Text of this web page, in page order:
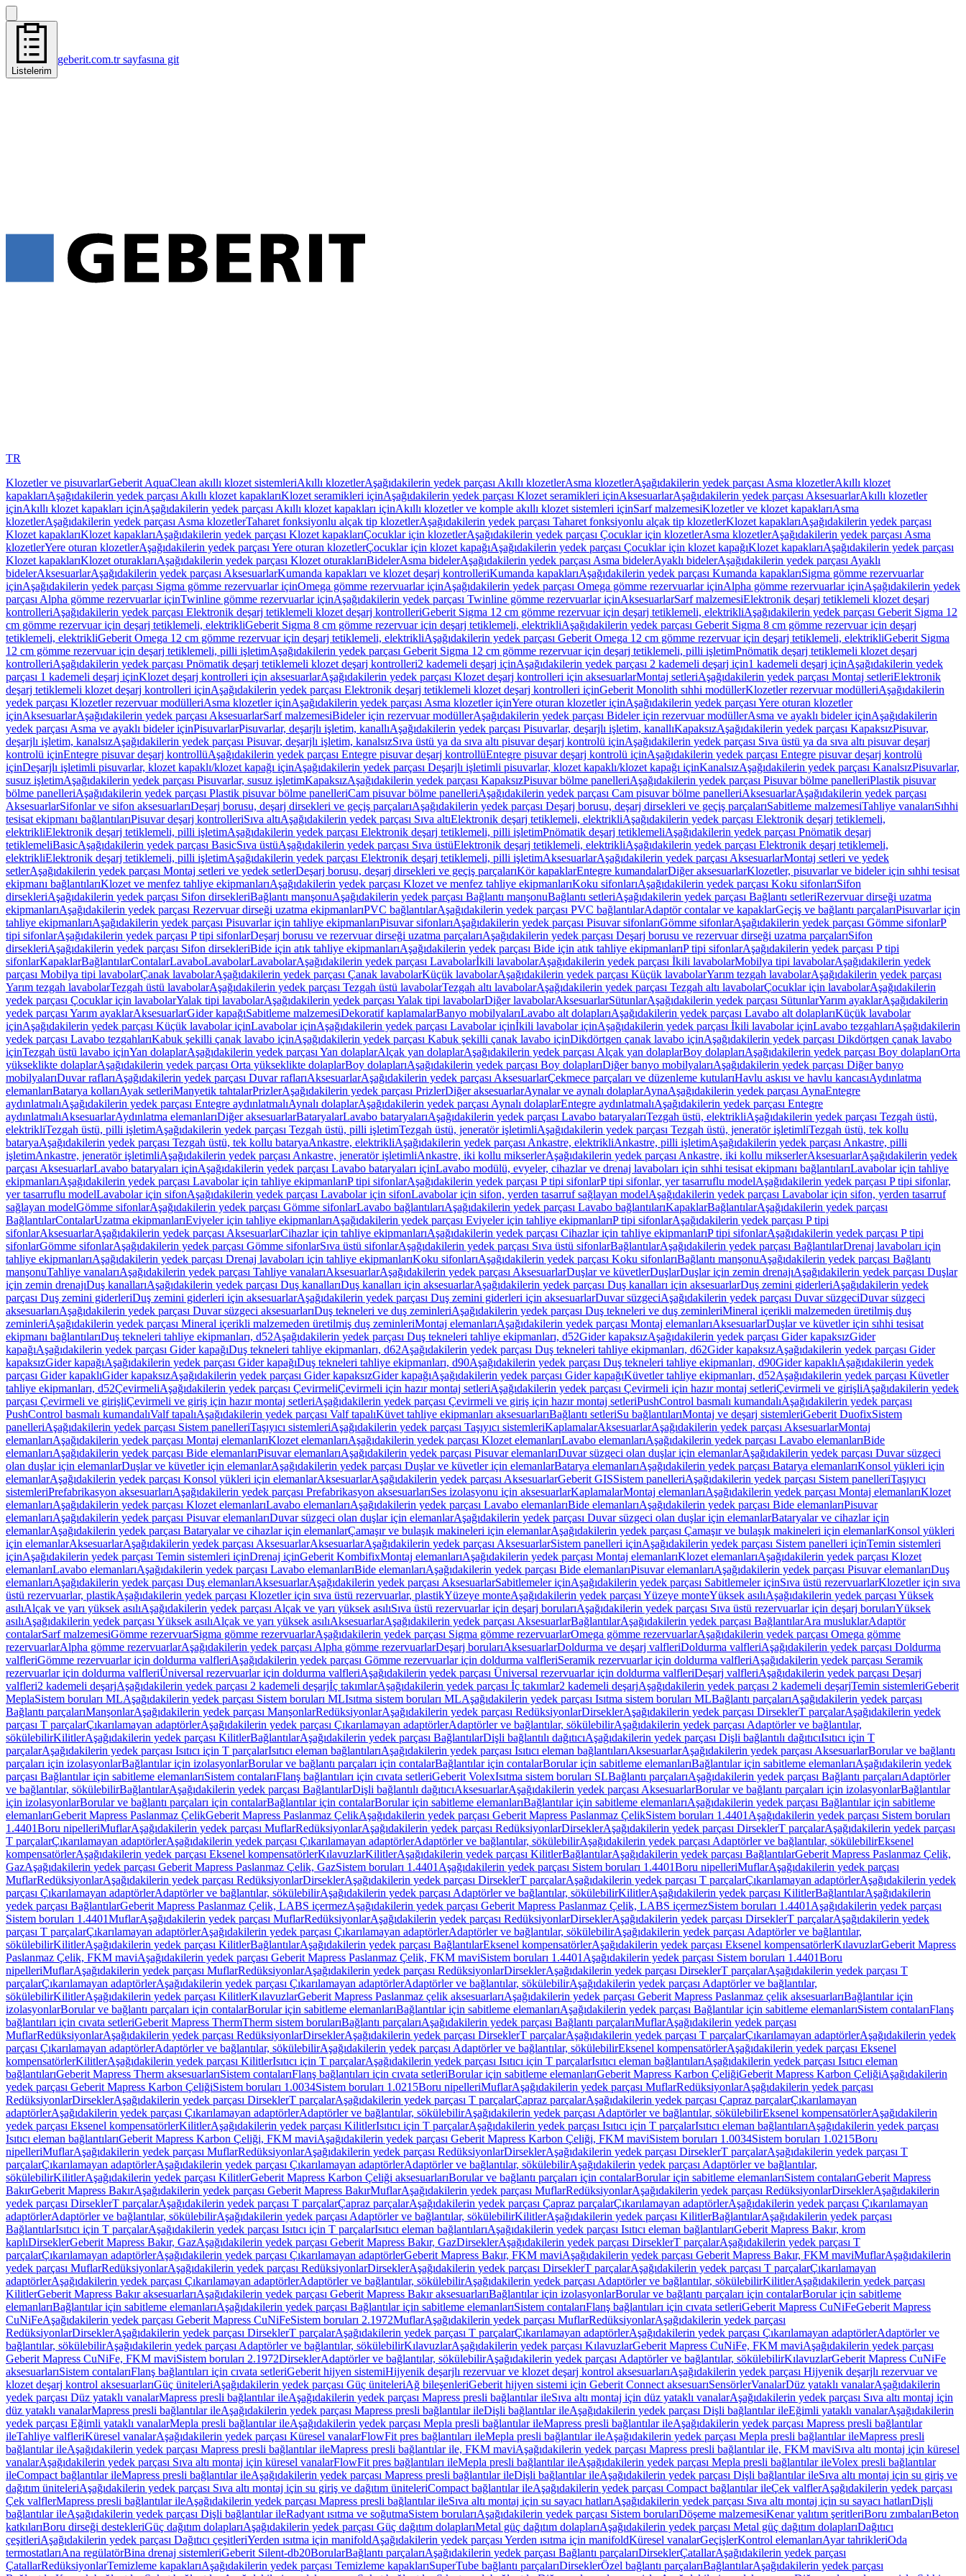
Listelerim
geberit.com.tr sayfasına git
TR
Klozetler ve pisuvarlarGeberit AquaClean akıllı klozet sistemleriAkıllı klozetlerAşağıdakilerin yedek parçası Akıllı klozetlerAsma klozetlerAşağıdakilerin yedek parçası Asma klozetlerAkıllı klozet
kapaklarıAşağıdakilerin yedek parçası Akıllı klozet kapaklarıKlozet seramikleri içinAşağıdakilerin yedek parçası Klozet seramikleri içinAksesuarlarAşağıdakilerin yedek parçası AksesuarlarAkıllı klozetler
içinAkıllı klozet kapakları içinAşağıdakilerin yedek parçası Akıllı klozet kapakları içinAkıllı klozetler ve komple akıllı klozet sistemleri içinSarf malzemesiKlozetler ve klozet kapaklarıAsma
klozetlerAşağıdakilerin yedek parçası Asma klozetlerTaharet fonksiyonlu alçak tip klozetlerAşağıdakilerin yedek parçası Taharet fonksiyonlu alçak tip klozetlerKlozet kapaklarıAşağıdakilerin yedek parçası
Klozet kapaklarıKlozet kapaklarıAşağıdakilerin yedek parçası Klozet kapaklarıÇocuklar için klozetlerAşağıdakilerin yedek parçası Çocuklar için klozetlerAsma klozetlerAşağıdakilerin yedek parçası Asma
klozetlerYere oturan klozetlerAşağıdakilerin yedek parçası Yere oturan klozetlerÇocuklar için klozet kapağıAşağıdakilerin yedek parçası Çocuklar için klozet kapağıKlozet kapaklarıAşağıdakilerin yedek parçası
Klozet kapaklarıKlozet oturaklarıAşağıdakilerin yedek parçası Klozet oturaklarıBidelerAsma bidelerAşağıdakilerin yedek parçası Asma bidelerAyaklı bidelerAşağıdakilerin yedek parçası Ayaklı
bidelerAksesuarlarAşağıdakilerin yedek parçası AksesuarlarKumanda kapakları ve klozet deşarj kontrolleriKumanda kapaklarıAşağıdakilerin yedek parçası Kumanda kapaklarıSigma gömme rezervuarlar
içinAşağıdakilerin yedek parçası Sigma gömme rezervuarlar içinOmega gömme rezervuarlar içinAşağıdakilerin yedek parçası Omega gömme rezervuarlar içinAlpha gömme rezervuarlar içinAşağıdakilerin yedek
parçası Alpha gömme rezervuarlar içinTwinline gömme rezervuarlar içinAşağıdakilerin yedek parçası Twinline gömme rezervuarlar içinAksesuarlarSarf malzemesiElektronik deşarj tetiklemeli klozet deşarj
kontrolleriAşağıdakilerin yedek parçası Elektronik deşarj tetiklemeli klozet deşarj kontrolleriGeberit Sigma 12 cm gömme rezervuar için deşarj tetiklemeli, elektrikliAşağıdakilerin yedek parçası Geberit Sigma 12
cm gömme rezervuar için deşarj tetiklemeli, elektrikliGeberit Sigma 8 cm gömme rezervuar için deşarj tetiklemeli, elektrikliAşağıdakilerin yedek parçası Geberit Sigma 8 cm gömme rezervuar için deşarj
tetiklemeli, elektrikliGeberit Omega 12 cm gömme rezervuar için deşarj tetiklemeli, elektrikliAşağıdakilerin yedek parçası Geberit Omega 12 cm gömme rezervuar için deşarj tetiklemeli, elektrikliGeberit Sigma
12 cm gömme rezervuar için deşarj tetiklemeli, pilli işletimAşağıdakilerin yedek parçası Geberit Sigma 12 cm gömme rezervuar için deşarj tetiklemeli, pilli işletimPnömatik deşarj tetiklemeli klozet deşarj
kontrolleriAşağıdakilerin yedek parçası Pnömatik deşarj tetiklemeli klozet deşarj kontrolleri2 kademeli deşarj içinAşağıdakilerin yedek parçası 2 kademeli deşarj için1 kademeli deşarj içinAşağıdakilerin yedek
parçası 1 kademeli deşarj içinKlozet deşarj kontrolleri için aksesuarlarAşağıdakilerin yedek parçası Klozet deşarj kontrolleri için aksesuarlarMontaj setleriAşağıdakilerin yedek parçası Montaj setleriElektronik
deşarj tetiklemeli klozet deşarj kontrolleri içinAşağıdakilerin yedek parçası Elektronik deşarj tetiklemeli klozet deşarj kontrolleri içinGeberit Monolith sıhhi modüllerKlozetler rezervuar modülleriAşağıdakilerin
yedek parçası Klozetler rezervuar modülleriAsma klozetler içinAşağıdakilerin yedek parçası Asma klozetler içinYere oturan klozetler içinAşağıdakilerin yedek parçası Yere oturan klozetler
içinAksesuarlarAşağıdakilerin yedek parçası AksesuarlarSarf malzemesiBideler için rezervuar modüllerAşağıdakilerin yedek parçası Bideler için rezervuar modüllerAsma ve ayaklı bideler içinAşağıdakilerin
yedek parçası Asma ve ayaklı bideler içinPisuvarlarPisuvarlar, deşarjlı işletim, kanallıAşağıdakilerin yedek parçası Pisuvarlar, deşarjlı işletim, kanallıKapaksızAşağıdakilerin yedek parçası KapaksızPisuvar,
deşarjlı işletim, kanalsızAşağıdakilerin yedek parçası Pisuvar, deşarjlı işletim, kanalsızSıva üstü ya da sıva altı pisuvar deşarj kontrolü içinAşağıdakilerin yedek parçası Sıva üstü ya da sıva altı pisuvar deşarj
kontrolü içinEntegre pisuvar deşarj kontrollüAşağıdakilerin yedek parçası Entegre pisuvar deşarj kontrollüEntegre pisuvar deşarj kontrolü içinAşağıdakilerin yedek parçası Entegre pisuvar deşarj kontrolü
içinDeşarjlı işletimli pisuvarlar, klozet kapaklı/klozet kapağı içinAşağıdakilerin yedek parçası Deşarjlı işletimli pisuvarlar, klozet kapaklı/klozet kapağı içinKanalsızAşağıdakilerin yedek parçası KanalsızPisuvarlar,
susuz işletimAşağıdakilerin yedek parçası Pisuvarlar, susuz işletimKapaksızAşağıdakilerin yedek parçası KapaksızPisuvar bölme panelleriAşağıdakilerin yedek parçası Pisuvar bölme panelleriPlastik pisuvar
bölme panelleriAşağıdakilerin yedek parçası Plastik pisuvar bölme panelleriCam pisuvar bölme panelleriAşağıdakilerin yedek parçası Cam pisuvar bölme panelleriAksesuarlarAşağıdakilerin yedek parçası
AksesuarlarSifonlar ve sifon aksesuarlarıDeşarj borusu, deşarj dirsekleri ve geçiş parçalarıAşağıdakilerin yedek parçası Deşarj borusu, deşarj dirsekleri ve geçiş parçalarıSabitleme malzemesiTahliye vanalarıSıhhi
tesisat ekipmanı bağlantılarıPisuvar deşarj kontrolleriSıva altıAşağıdakilerin yedek parçası Sıva altıElektronik deşarj tetiklemeli, elektrikliAşağıdakilerin yedek parçası Elektronik deşarj tetiklemeli,
elektrikliElektronik deşarj tetiklemeli, pilli işletimAşağıdakilerin yedek parçası Elektronik deşarj tetiklemeli, pilli işletimPnömatik deşarj tetiklemeliAşağıdakilerin yedek parçası Pnömatik deşarj
tetiklemeliBasicAşağıdakilerin yedek parçası BasicSıva üstüAşağıdakilerin yedek parçası Sıva üstüElektronik deşarj tetiklemeli, elektrikliAşağıdakilerin yedek parçası Elektronik deşarj tetiklemeli,
elektrikliElektronik deşarj tetiklemeli, pilli işletimAşağıdakilerin yedek parçası Elektronik deşarj tetiklemeli, pilli işletimAksesuarlarAşağıdakilerin yedek parçası AksesuarlarMontaj setleri ve yedek
setlerAşağıdakilerin yedek parçası Montaj setleri ve yedek setlerDeşarj borusu, deşarj dirsekleri ve geçiş parçalarıKör kapaklarEntegre kumandalarDiğer aksesuarlarKlozetler, pisuvarlar ve bideler için sıhhi tesisat
ekipmanı bağlantılarıKlozet ve menfez tahliye ekipmanlarıAşağıdakilerin yedek parçası Klozet ve menfez tahliye ekipmanlarıKoku sifonlarıAşağıdakilerin yedek parçası Koku sifonlarıSifon
dirsekleriAşağıdakilerin yedek parçası Sifon dirsekleriBağlantı manşonuAşağıdakilerin yedek parçası Bağlantı manşonuBağlantı setleriAşağıdakilerin yedek parçası Bağlantı setleriRezervuar dirseği uzatma
ekipmanlarıAşağıdakilerin yedek parçası Rezervuar dirseği uzatma ekipmanlarıPVC bağlantılarAşağıdakilerin yedek parçası PVC bağlantılarAdaptör contalar ve kapaklarGeçiş ve bağlantı parçalarıPisuvarlar için
tahliye ekipmanlarıAşağıdakilerin yedek parçası Pisuvarlar için tahliye ekipmanlarıPisuvar sifonlarıAşağıdakilerin yedek parçası Pisuvar sifonlarıGömme sifonlarAşağıdakilerin yedek parçası Gömme sifonlarP
tipi sifonlarAşağıdakilerin yedek parçası P tipi sifonlarDeşarj borusu ve rezervuar dirseği uzatma parçalarıAşağıdakilerin yedek parçası Deşarj borusu ve rezervuar dirseği uzatma parçalarıSifon
dirsekleriAşağıdakilerin yedek parçası Sifon dirsekleriBide için atık tahliye ekipmanlarıAşağıdakilerin yedek parçası Bide için atık tahliye ekipmanlarıP tipi sifonlarAşağıdakilerin yedek parçası P tipi
sifonlarKapaklarBağlantılarContalarLavaboLavabolarLavabolarAşağıdakilerin yedek parçası Lavabolarİkili lavabolarAşağıdakilerin yedek parçası İkili lavabolarMobilya tipi lavabolarAşağıdakilerin yedek
parçası Mobilya tipi lavabolarÇanak lavabolarAşağıdakilerin yedek parçası Çanak lavabolarKüçük lavabolarAşağıdakilerin yedek parçası Küçük lavabolarYarım tezgah lavabolarAşağıdakilerin yedek parçası
Yarım tezgah lavabolarTezgah üstü lavabolarAşağıdakilerin yedek parçası Tezgah üstü lavabolarTezgah altı lavabolarAşağıdakilerin yedek parçası Tezgah altı lavabolarÇocuklar için lavabolarAşağıdakilerin
yedek parçası Çocuklar için lavabolarYalak tipi lavabolarAşağıdakilerin yedek parçası Yalak tipi lavabolarDiğer lavabolarAksesuarlarSütunlarAşağıdakilerin yedek parçası SütunlarYarım ayaklarAşağıdakilerin
yedek parçası Yarım ayaklarAksesuarlarGider kapağıSabitleme malzemesiDekoratif kaplamalarBanyo mobilyalarıLavabo alt dolaplarıAşağıdakilerin yedek parçası Lavabo alt dolaplarıKüçük lavabolar
içinAşağıdakilerin yedek parçası Küçük lavabolar içinLavabolar içinAşağıdakilerin yedek parçası Lavabolar içinİkili lavabolar içinAşağıdakilerin yedek parçası İkili lavabolar içinLavabo tezgahlarıAşağıdakilerin
yedek parçası Lavabo tezgahlarıKabuk şekilli çanak lavabo içinAşağıdakilerin yedek parçası Kabuk şekilli çanak lavabo içinDikdörtgen çanak lavabo içinAşağıdakilerin yedek parçası Dikdörtgen çanak lavabo
içinTezgah üstü lavabo içinYan dolaplarAşağıdakilerin yedek parçası Yan dolaplarAlçak yan dolaplarAşağıdakilerin yedek parçası Alçak yan dolaplarBoy dolaplarıAşağıdakilerin yedek parçası Boy dolaplarıOrta
yükseklikte dolaplarAşağıdakilerin yedek parçası Orta yükseklikte dolaplarBoy dolaplarıAşağıdakilerin yedek parçası Boy dolaplarıDiğer banyo mobilyalarıAşağıdakilerin yedek parçası Diğer banyo
mobilyalarıDuvar raflarıAşağıdakilerin yedek parçası Duvar raflarıAksesuarlarAşağıdakilerin yedek parçası AksesuarlarÇekmece parçaları ve düzenleme kutularıHavlu askısı ve havlu kancasıAydınlatma
elemanlarıBatarya kollarıAyak setleriManyetik tahtalarPrizlerAşağıdakilerin yedek parçası PrizlerDiğer aksesuarlarAynalar ve aynalı dolaplarAynaAşağıdakilerin yedek parçası AynaEntegre
aydınlatmalıAşağıdakilerin yedek parçası Entegre aydınlatmalıAynalı dolaplarAşağıdakilerin yedek parçası Aynalı dolaplarEntegre aydınlatmalıAşağıdakilerin yedek parçası Entegre
aydınlatmalıAksesuarlarAydınlatma elemanlarıDiğer aksesuarlarBataryalarLavabo bataryalarıAşağıdakilerin yedek parçası Lavabo bataryalarıTezgah üstü, elektrikliAşağıdakilerin yedek parçası Tezgah üstü,
elektrikliTezgah üstü, pilli işletimAşağıdakilerin yedek parçası Tezgah üstü, pilli işletimTezgah üstü, jeneratör işletimliAşağıdakilerin yedek parçası Tezgah üstü, jeneratör işletimliTezgah üstü, tek kollu
bataryaAşağıdakilerin yedek parçası Tezgah üstü, tek kollu bataryaAnkastre, elektrikliAşağıdakilerin yedek parçası Ankastre, elektrikliAnkastre, pilli işletimAşağıdakilerin yedek parçası Ankastre, pilli
işletimAnkastre, jeneratör işletimliAşağıdakilerin yedek parçası Ankastre, jeneratör işletimliAnkastre, iki kollu mikserlerAşağıdakilerin yedek parçası Ankastre, iki kollu mikserlerAksesuarlarAşağıdakilerin yedek
parçası AksesuarlarLavabo bataryaları içinAşağıdakilerin yedek parçası Lavabo bataryaları içinLavabo modülü, evyeler, cihazlar ve drenaj lavaboları için sıhhi tesisat ekipmanı bağlantılarıLavabolar için tahliye
ekipmanlarıAşağıdakilerin yedek parçası Lavabolar için tahliye ekipmanlarıP tipi sifonlarAşağıdakilerin yedek parçası P tipi sifonlarP tipi sifonlar, yer tasarruflu modelAşağıdakilerin yedek parçası P tipi sifonlar,
yer tasarruflu modelLavabolar için sifonAşağıdakilerin yedek parçası Lavabolar için sifonLavabolar için sifon, yerden tasarruf sağlayan modelAşağıdakilerin yedek parçası Lavabolar için sifon, yerden tasarruf
sağlayan modelGömme sifonlarAşağıdakilerin yedek parçası Gömme sifonlarLavabo bağlantılarıAşağıdakilerin yedek parçası Lavabo bağlantılarıKapaklarBağlantılarAşağıdakilerin yedek parçası
BağlantılarContalarUzatma ekipmanlarıEviyeler için tahliye ekipmanlarıAşağıdakilerin yedek parçası Eviyeler için tahliye ekipmanlarıP tipi sifonlarAşağıdakilerin yedek parçası P tipi
sifonlarAksesuarlarAşağıdakilerin yedek parçası AksesuarlarCihazlar için tahliye ekipmanlarıAşağıdakilerin yedek parçası Cihazlar için tahliye ekipmanlarıP tipi sifonlarAşağıdakilerin yedek parçası P tipi
sifonlarGömme sifonlarAşağıdakilerin yedek parçası Gömme sifonlarSıva üstü sifonlarAşağıdakilerin yedek parçası Sıva üstü sifonlarBağlantılarAşağıdakilerin yedek parçası BağlantılarDrenaj lavaboları için
tahliye ekipmanlarıAşağıdakilerin yedek parçası Drenaj lavaboları için tahliye ekipmanlarıKoku sifonlarıAşağıdakilerin yedek parçası Koku sifonlarıBağlantı manşonuAşağıdakilerin yedek parçası Bağlantı
manşonuTahliye vanalarıAşağıdakilerin yedek parçası Tahliye vanalarıAksesuarlarAşağıdakilerin yedek parçası AksesuarlarDuşlar ve küvetlerDuşlarDuşlar için zemin drenajıAşağıdakilerin yedek parçası Duşlar
için zemin drenajıDuş kanallarıAşağıdakilerin yedek parçası Duş kanallarıDuş kanalları için aksesuarlarAşağıdakilerin yedek parçası Duş kanalları için aksesuarlarDuş zemini giderleriAşağıdakilerin yedek
parçası Duş zemini giderleriDuş zemini giderleri için aksesuarlarAşağıdakilerin yedek parçası Duş zemini giderleri için aksesuarlarDuvar süzgeciAşağıdakilerin yedek parçası Duvar süzgeciDuvar süzgeci
aksesuarlarıAşağıdakilerin yedek parçası Duvar süzgeci aksesuarlarıDuş tekneleri ve duş zeminleriAşağıdakilerin yedek parçası Duş tekneleri ve duş zeminleriMineral içerikli malzemeden üretilmiş duş
zeminleriAşağıdakilerin yedek parçası Mineral içerikli malzemeden üretilmiş duş zeminleriMontaj elemanlarıAşağıdakilerin yedek parçası Montaj elemanlarıAksesuarlarDuşlar ve küvetler için sıhhi tesisat
ekipmanı bağlantılarıDuş tekneleri tahliye ekipmanları, d52Aşağıdakilerin yedek parçası Duş tekneleri tahliye ekipmanları, d52Gider kapaksızAşağıdakilerin yedek parçası Gider kapaksızGider
kapağıAşağıdakilerin yedek parçası Gider kapağıDuş tekneleri tahliye ekipmanları, d62Aşağıdakilerin yedek parçası Duş tekneleri tahliye ekipmanları, d62Gider kapaksızAşağıdakilerin yedek parçası Gider
kapaksızGider kapağıAşağıdakilerin yedek parçası Gider kapağıDuş tekneleri tahliye ekipmanları, d90Aşağıdakilerin yedek parçası Duş tekneleri tahliye ekipmanları, d90Gider kapaklıAşağıdakilerin yedek
parçası Gider kapaklıGider kapaksızAşağıdakilerin yedek parçası Gider kapaksızGider kapağıAşağıdakilerin yedek parçası Gider kapağıKüvetler tahliye ekipmanları, d52Aşağıdakilerin yedek parçası Küvetler
tahliye ekipmanları, d52ÇevirmeliAşağıdakilerin yedek parçası ÇevirmeliÇevirmeli için hazır montaj setleriAşağıdakilerin yedek parçası Çevirmeli için hazır montaj setleriÇevirmeli ve girişliAşağıdakilerin yedek
parçası Çevirmeli ve girişliÇevirmeli ve giriş için hazır montaj setleriAşağıdakilerin yedek parçası Çevirmeli ve giriş için hazır montaj setleriPushControl basmalı kumandalıAşağıdakilerin yedek parçası
PushControl basmalı kumandalıValf tapalıAşağıdakilerin yedek parçası Valf tapalıKüvet tahliye ekipmanları aksesuarlarıBağlantı setleriSu bağlantılarıMontaj ve deşarj sistemleriGeberit DuofixSistem
panelleriAşağıdakilerin yedek parçası Sistem panelleriTaşıyıcı sistemleriAşağıdakilerin yedek parçası Taşıyıcı sistemleriKaplamalarAksesuarlarAşağıdakilerin yedek parçası AksesuarlarMontaj
elemanlarıAşağıdakilerin yedek parçası Montaj elemanlarıKlozet elemanlarıAşağıdakilerin yedek parçası Klozet elemanlarıLavabo elemanlarıAşağıdakilerin yedek parçası Lavabo elemanlarıBide
elemanlarıAşağıdakilerin yedek parçası Bide elemanlarıPisuvar elemanlarıAşağıdakilerin yedek parçası Pisuvar elemanlarıDuvar süzgeci olan duşlar için elemanlarAşağıdakilerin yedek parçası Duvar süzgeci
olan duşlar için elemanlarDuşlar ve küvetler için elemanlarAşağıdakilerin yedek parçası Duşlar ve küvetler için elemanlarBatarya elemanlarıAşağıdakilerin yedek parçası Batarya elemanlarıKonsol yükleri için
elemanlarAşağıdakilerin yedek parçası Konsol yükleri için elemanlarAksesuarlarAşağıdakilerin yedek parçası AksesuarlarGeberit GISSistem panelleriAşağıdakilerin yedek parçası Sistem panelleriTaşıyıcı
sistemleriPrefabrikasyon aksesuarlarıAşağıdakilerin yedek parçası Prefabrikasyon aksesuarlarıSes izolasyonu için aksesuarlarKaplamalarMontaj elemanlarıAşağıdakilerin yedek parçası Montaj elemanlarıKlozet
elemanlarıAşağıdakilerin yedek parçası Klozet elemanlarıLavabo elemanlarıAşağıdakilerin yedek parçası Lavabo elemanlarıBide elemanlarıAşağıdakilerin yedek parçası Bide elemanlarıPisuvar
elemanlarıAşağıdakilerin yedek parçası Pisuvar elemanlarıDuvar süzgeci olan duşlar için elemanlarAşağıdakilerin yedek parçası Duvar süzgeci olan duşlar için elemanlarBataryalar ve cihazlar için
elemanlarAşağıdakilerin yedek parçası Bataryalar ve cihazlar için elemanlarÇamaşır ve bulaşık makineleri için elemanlarAşağıdakilerin yedek parçası Çamaşır ve bulaşık makineleri için elemanlarKonsol yükleri
için elemanlarAksesuarlarAşağıdakilerin yedek parçası AksesuarlarAksesuarlarAşağıdakilerin yedek parçası AksesuarlarSistem panelleri içinAşağıdakilerin yedek parçası Sistem panelleri içinTemin sistemleri
içinAşağıdakilerin yedek parçası Temin sistemleri içinDrenaj içinGeberit KombifixMontaj elemanlarıAşağıdakilerin yedek parçası Montaj elemanlarıKlozet elemanlarıAşağıdakilerin yedek parçası Klozet
elemanlarıLavabo elemanlarıAşağıdakilerin yedek parçası Lavabo elemanlarıBide elemanlarıAşağıdakilerin yedek parçası Bide elemanlarıPisuvar elemanlarıAşağıdakilerin yedek parçası Pisuvar elemanlarıDuş
elemanlarıAşağıdakilerin yedek parçası Duş elemanlarıAksesuarlarAşağıdakilerin yedek parçası AksesuarlarSabitlemeler içinAşağıdakilerin yedek parçası Sabitlemeler içinSıva üstü rezervuarlarKlozetler için sıva
üstü rezervuarlar, plastikAşağıdakilerin yedek parçası Klozetler için sıva üstü rezervuarlar, plastikYüzeye monteAşağıdakilerin yedek parçası Yüzeye monteYüksek asılıAşağıdakilerin yedek parçası Yüksek
asılıAlçak ve yarı yüksek asılıAşağıdakilerin yedek parçası Alçak ve yarı yüksek asılıSıva üstü rezervuarlar için deşarj borularıAşağıdakilerin yedek parçası Sıva üstü rezervuarlar için deşarj borularıYüksek
asılıAşağıdakilerin yedek parçası Yüksek asılıAlçak ve yarı yüksek asılıAksesuarlarAşağıdakilerin yedek parçası AksesuarlarBağlantılarAşağıdakilerin yedek parçası BağlantılarAra musluklarAdaptör
contalarSarf malzemesiGömme rezervuarSigma gömme rezervuarlarAşağıdakilerin yedek parçası Sigma gömme rezervuarlarOmega gömme rezervuarlarAşağıdakilerin yedek parçası Omega gömme
rezervuarlarAlpha gömme rezervuarlarAşağıdakilerin yedek parçası Alpha gömme rezervuarlarDeşarj borularıAksesuarlarDoldurma ve deşarj valfleriDoldurma valfleriAşağıdakilerin yedek parçası Doldurma
valfleriGömme rezervuarlar için doldurma valfleriAşağıdakilerin yedek parçası Gömme rezervuarlar için doldurma valfleriSeramik rezervuarlar için doldurma valfleriAşağıdakilerin yedek parçası Seramik
rezervuarlar için doldurma valfleriÜniversal rezervuarlar için doldurma valfleriAşağıdakilerin yedek parçası Üniversal rezervuarlar için doldurma valfleriDeşarj valfleriAşağıdakilerin yedek parçası Deşarj
valfleri2 kademeli deşarjAşağıdakilerin yedek parçası 2 kademeli deşarjİç takımlarAşağıdakilerin yedek parçası İç takımlar2 kademeli deşarjAşağıdakilerin yedek parçası 2 kademeli deşarjTemin sistemleriGeberit
MeplaSistem boruları MLAşağıdakilerin yedek parçası Sistem boruları MLIsıtma sistem boruları MLAşağıdakilerin yedek parçası Isıtma sistem boruları MLBağlantı parçalarıAşağıdakilerin yedek parçası
Bağlantı parçalarıManşonlarAşağıdakilerin yedek parçası ManşonlarRedüksiyonlarAşağıdakilerin yedek parçası RedüksiyonlarDirseklerAşağıdakilerin yedek parçası DirseklerT parçalarAşağıdakilerin yedek
parçası T parçalarÇıkarılamayan adaptörlerAşağıdakilerin yedek parçası Çıkarılamayan adaptörlerAdaptörler ve bağlantılar, sökülebilirAşağıdakilerin yedek parçası Adaptörler ve bağlantılar,
sökülebilirKilitlerAşağıdakilerin yedek parçası KilitlerBağlantılarAşağıdakilerin yedek parçası BağlantılarDişli bağlantılı dağıtıcıAşağıdakilerin yedek parçası Dişli bağlantılı dağıtıcıIsıtıcı için T
parçalarAşağıdakilerin yedek parçası Isıtıcı için T parçalarIsıtıcı eleman bağlantılarıAşağıdakilerin yedek parçası Isıtıcı eleman bağlantılarıAksesuarlarAşağıdakilerin yedek parçası AksesuarlarBorular ve bağlantı
parçaları için izolasyonlarBağlantılar için izolasyonlarBorular ve bağlantı parçaları için contalarBağlantılar için contalarBorular için sabitleme elemanlarıBağlantılar için sabitleme elemanlarıAşağıdakilerin yedek
parçası Bağlantılar için sabitleme elemanlarıSistem contalarıFlanş bağlantıları için cıvata setleriGeberit VolexIsıtma sistem boruları SLBağlantı parçalarıAşağıdakilerin yedek parçası Bağlantı parçalarıAdaptörler
ve bağlantılar, sökülebilirBağlantılarAşağıdakilerin yedek parçası BağlantılarDişli bağlantılı dağıtıcıAksesuarlarAşağıdakilerin yedek parçası AksesuarlarBorular ve bağlantı parçaları için izolasyonlarBağlantılar
için izolasyonlarBorular ve bağlantı parçaları için contalarBağlantılar için contalarBorular için sabitleme elemanlarıBağlantılar için sabitleme elemanlarıAşağıdakilerin yedek parçası Bağlantılar için sabitleme
elemanlarıGeberit Mapress Paslanmaz ÇelikGeberit Mapress Paslanmaz ÇelikAşağıdakilerin yedek parçası Geberit Mapress Paslanmaz ÇelikSistem boruları 1.4401 Aşağıdakilerin yedek parçası Sistem boruları
1.4401Boru nipelleriMuflarAşağıdakilerin yedek parçası MuflarRedüksiyonlarAşağıdakilerin yedek parçası RedüksiyonlarDirseklerAşağıdakilerin yedek parçası DirseklerT parçalarAşağıdakilerin yedek parçası
T parçalarÇıkarılamayan adaptörlerAşağıdakilerin yedek parçası Çıkarılamayan adaptörlerAdaptörler ve bağlantılar, sökülebilirAşağıdakilerin yedek parçası Adaptörler ve bağlantılar, sökülebilirEksenel
kompensatörlerAşağıdakilerin yedek parçası Eksenel kompensatörlerKılavuzlarKilitlerAşağıdakilerin yedek parçası KilitlerBağlantılarAşağıdakilerin yedek parçası BağlantılarGeberit Mapress Paslanmaz Çelik,
GazAşağıdakilerin yedek parçası Geberit Mapress Paslanmaz Çelik, GazSistem boruları 1.4401 Aşağıdakilerin yedek parçası Sistem boruları 1.4401Boru nipelleriMuflarAşağıdakilerin yedek parçası
MuflarRedüksiyonlarAşağıdakilerin yedek parçası RedüksiyonlarDirseklerAşağıdakilerin yedek parçası DirseklerT parçalarAşağıdakilerin yedek parçası T parçalarÇıkarılamayan adaptörlerAşağıdakilerin yedek
parçası Çıkarılamayan adaptörlerAdaptörler ve bağlantılar, sökülebilirAşağıdakilerin yedek parçası Adaptörler ve bağlantılar, sökülebilirKilitlerAşağıdakilerin yedek parçası KilitlerBağlantılarAşağıdakilerin
yedek parçası BağlantılarGeberit Mapress Paslanmaz Çelik, LABS içermezAşağıdakilerin yedek parçası Geberit Mapress Paslanmaz Çelik, LABS içermezSistem boruları 1.4401 Aşağıdakilerin yedek parçası
Sistem boruları 1.4401MuflarAşağıdakilerin yedek parçası MuflarRedüksiyonlarAşağıdakilerin yedek parçası RedüksiyonlarDirseklerAşağıdakilerin yedek parçası DirseklerT parçalarAşağıdakilerin yedek
parçası T parçalarÇıkarılamayan adaptörlerAşağıdakilerin yedek parçası Çıkarılamayan adaptörlerAdaptörler ve bağlantılar, sökülebilirAşağıdakilerin yedek parçası Adaptörler ve bağlantılar,
sökülebilirKilitlerAşağıdakilerin yedek parçası KilitlerBağlantılarAşağıdakilerin yedek parçası BağlantılarEksenel kompensatörlerAşağıdakilerin yedek parçası Eksenel kompensatörlerKılavuzlarGeberit Mapress
Paslanmaz Çelik, FKM maviAşağıdakilerin yedek parçası Geberit Mapress Paslanmaz Çelik, FKM maviSistem boruları 1.4401 Aşağıdakilerin yedek parçası Sistem boruları 1.4401Boru
nipelleriMuflarAşağıdakilerin yedek parçası MuflarRedüksiyonlarAşağıdakilerin yedek parçası RedüksiyonlarDirseklerAşağıdakilerin yedek parçası DirseklerT parçalarAşağıdakilerin yedek parçası T
parçalarÇıkarılamayan adaptörlerAşağıdakilerin yedek parçası Çıkarılamayan adaptörlerAdaptörler ve bağlantılar, sökülebilirAşağıdakilerin yedek parçası Adaptörler ve bağlantılar,
sökülebilirKilitlerAşağıdakilerin yedek parçası KilitlerKılavuzlarGeberit Mapress Paslanmaz çelik aksesuarlarıAşağıdakilerin yedek parçası Geberit Mapress Paslanmaz çelik aksesuarlarıBağlantılar için
izolasyonlarBorular ve bağlantı parçaları için contalarBorular için sabitleme elemanlarıBağlantılar için sabitleme elemanlarıAşağıdakilerin yedek parçası Bağlantılar için sabitleme elemanlarıSistem contalarıFlanş
bağlantıları için cıvata setleriGeberit Mapress ThermTherm sistem borularıBağlantı parçalarıAşağıdakilerin yedek parçası Bağlantı parçalarıMuflarAşağıdakilerin yedek parçası
MuflarRedüksiyonlarAşağıdakilerin yedek parçası RedüksiyonlarDirseklerAşağıdakilerin yedek parçası DirseklerT parçalarAşağıdakilerin yedek parçası T parçalarÇıkarılamayan adaptörlerAşağıdakilerin yedek
parçası Çıkarılamayan adaptörlerAdaptörler ve bağlantılar, sökülebilirAşağıdakilerin yedek parçası Adaptörler ve bağlantılar, sökülebilirEksenel kompensatörlerAşağıdakilerin yedek parçası Eksenel
kompensatörlerKilitlerAşağıdakilerin yedek parçası KilitlerIsıtıcı için T parçalarAşağıdakilerin yedek parçası Isıtıcı için T parçalarIsıtıcı eleman bağlantılarıAşağıdakilerin yedek parçası Isıtıcı eleman
bağlantılarıGeberit Mapress Therm aksesuarlarıSistem contalarıFlanş bağlantıları için cıvata setleriBorular için sabitleme elemanlarıGeberit Mapress Karbon ÇeliğiGeberit Mapress Karbon ÇeliğiAşağıdakilerin
yedek parçası Geberit Mapress Karbon ÇeliğiSistem boruları 1.0034Sistem boruları 1.0215Boru nipelleriMuflarAşağıdakilerin yedek parçası MuflarRedüksiyonlarAşağıdakilerin yedek parçası
RedüksiyonlarDirseklerAşağıdakilerin yedek parçası DirseklerT parçalarAşağıdakilerin yedek parçası T parçalarÇapraz parçalarAşağıdakilerin yedek parçası Çapraz parçalarÇıkarılamayan
adaptörlerAşağıdakilerin yedek parçası Çıkarılamayan adaptörlerAdaptörler ve bağlantılar, sökülebilirAşağıdakilerin yedek parçası Adaptörler ve bağlantılar, sökülebilirEksenel kompensatörlerAşağıdakilerin
yedek parçası Eksenel kompensatörlerKilitlerAşağıdakilerin yedek parçası KilitlerIsıtıcı için T parçalarAşağıdakilerin yedek parçası Isıtıcı için T parçalarIsıtıcı eleman bağlantılarıAşağıdakilerin yedek parçası
Isıtıcı eleman bağlantılarıGeberit Mapress Karbon Çeliği, FKM maviAşağıdakilerin yedek parçası Geberit Mapress Karbon Çeliği, FKM maviSistem boruları 1.0034Sistem boruları 1.0215Boru
nipelleriMuflarAşağıdakilerin yedek parçası MuflarRedüksiyonlarAşağıdakilerin yedek parçası RedüksiyonlarDirseklerAşağıdakilerin yedek parçası DirseklerT parçalarAşağıdakilerin yedek parçası T
parçalarÇıkarılamayan adaptörlerAşağıdakilerin yedek parçası Çıkarılamayan adaptörlerAdaptörler ve bağlantılar, sökülebilirAşağıdakilerin yedek parçası Adaptörler ve bağlantılar,
sökülebilirKilitlerAşağıdakilerin yedek parçası KilitlerGeberit Mapress Karbon Çeliği aksesuarlarıBorular ve bağlantı parçaları için contalarBorular için sabitleme elemanlarıSistem contalarıGeberit Mapress
BakırGeberit Mapress BakırAşağıdakilerin yedek parçası Geberit Mapress BakırMuflarAşağıdakilerin yedek parçası MuflarRedüksiyonlarAşağıdakilerin yedek parçası RedüksiyonlarDirseklerAşağıdakilerin
yedek parçası DirseklerT parçalarAşağıdakilerin yedek parçası T parçalarÇapraz parçalarAşağıdakilerin yedek parçası Çapraz parçalarÇıkarılamayan adaptörlerAşağıdakilerin yedek parçası Çıkarılamayan
adaptörlerAdaptörler ve bağlantılar, sökülebilirAşağıdakilerin yedek parçası Adaptörler ve bağlantılar, sökülebilirKilitlerAşağıdakilerin yedek parçası KilitlerBağlantılarAşağıdakilerin yedek parçası
BağlantılarIsıtıcı için T parçalarAşağıdakilerin yedek parçası Isıtıcı için T parçalarIsıtıcı eleman bağlantılarıAşağıdakilerin yedek parçası Isıtıcı eleman bağlantılarıGeberit Mapress Bakır, krom
kaplıDirseklerGeberit Mapress Bakır, GazAşağıdakilerin yedek parçası Geberit Mapress Bakır, GazDirseklerAşağıdakilerin yedek parçası DirseklerT parçalarAşağıdakilerin yedek parçası T
parçalarÇıkarılamayan adaptörlerAşağıdakilerin yedek parçası Çıkarılamayan adaptörlerGeberit Mapress Bakır, FKM maviAşağıdakilerin yedek parçası Geberit Mapress Bakır, FKM maviMuflarAşağıdakilerin
yedek parçası MuflarRedüksiyonlarAşağıdakilerin yedek parçası RedüksiyonlarDirseklerAşağıdakilerin yedek parçası DirseklerT parçalarAşağıdakilerin yedek parçası T parçalarÇıkarılamayan
adaptörlerAşağıdakilerin yedek parçası Çıkarılamayan adaptörlerAdaptörler ve bağlantılar, sökülebilirAşağıdakilerin yedek parçası Adaptörler ve bağlantılar, sökülebilirKilitlerAşağıdakilerin yedek parçası
KilitlerGeberit Mapress Bakır aksesuarlarıAşağıdakilerin yedek parçası Geberit Mapress Bakır aksesuarlarıBağlantılar için izolasyonlarBorular ve bağlantı parçaları için contalarBorular için sabitleme
elemanlarıBağlantılar için sabitleme elemanlarıAşağıdakilerin yedek parçası Bağlantılar için sabitleme elemanlarıSistem contalarıFlanş bağlantıları için cıvata setleriGeberit Mapress CuNiFeGeberit Mapress
CuNiFeAşağıdakilerin yedek parçası Geberit Mapress CuNiFeSistem boruları 2.1972MuflarAşağıdakilerin yedek parçası MuflarRedüksiyonlarAşağıdakilerin yedek parçası
RedüksiyonlarDirseklerAşağıdakilerin yedek parçası DirseklerT parçalarAşağıdakilerin yedek parçası T parçalarÇıkarılamayan adaptörlerAşağıdakilerin yedek parçası Çıkarılamayan adaptörlerAdaptörler ve
bağlantılar, sökülebilirAşağıdakilerin yedek parçası Adaptörler ve bağlantılar, sökülebilirKılavuzlarAşağıdakilerin yedek parçası KılavuzlarGeberit Mapress CuNiFe, FKM maviAşağıdakilerin yedek parçası
Geberit Mapress CuNiFe, FKM maviSistem boruları 2.1972DirseklerAdaptörler ve bağlantılar, sökülebilirAşağıdakilerin yedek parçası Adaptörler ve bağlantılar, sökülebilirKılavuzlarGeberit Mapress CuNiFe
aksesuarlarıSistem contalarıFlanş bağlantıları için cıvata setleriGeberit hijyen sistemiHijyenik deşarjlı rezervuar ve klozet deşarj kontrol aksesuarlarıAşağıdakilerin yedek parçası Hijyenik deşarjlı rezervuar ve
klozet deşarj kontrol aksesuarlarıGüç üniteleriAşağıdakilerin yedek parçası Güç üniteleriAğ bileşenleriGeberit hijyen sistemi için Geberit Connect aksesuarıSensörlerVanalarDüz yataklı vanalarAşağıdakilerin
yedek parçası Düz yataklı vanalarMapress presli bağlantılar ileAşağıdakilerin yedek parçası Mapress presli bağlantılar ileSıva altı montaj için düz yataklı vanalarAşağıdakilerin yedek parçası Sıva altı montaj için
düz yataklı vanalarMapress presli bağlantılar ileAşağıdakilerin yedek parçası Mapress presli bağlantılar ileDişli bağlantılar ileAşağıdakilerin yedek parçası Dişli bağlantılar ileEğimli yataklı vanalarAşağıdakilerin
yedek parçası Eğimli yataklı vanalarMepla presli bağlantılar ileAşağıdakilerin yedek parçası Mepla presli bağlantılar ileMapress presli bağlantılar ileAşağıdakilerin yedek parçası Mapress presli bağlantılar
ileTahliye valfleriKüresel vanalarAşağıdakilerin yedek parçası Küresel vanalarFlowFit pres bağlantıları ileMepla presli bağlantılar ileAşağıdakilerin yedek parçası Mepla presli bağlantılar ileMapress presli
bağlantılar ileAşağıdakilerin yedek parçası Mapress presli bağlantılar ileMapress presli bağlantılar ile, FKM maviAşağıdakilerin yedek parçası Mapress presli bağlantılar ile, FKM maviSıva altı montaj için küresel
vanalarAşağıdakilerin yedek parçası Sıva altı montaj için küresel vanalarFlowFit pres bağlantıları ileMepla presli bağlantılar ileAşağıdakilerin yedek parçası Mepla presli bağlantılar ileVolex presli bağlantılar
ileCompact bağlantılar ileMapress presli bağlantılar ileAşağıdakilerin yedek parçası Mapress presli bağlantılar ileDişli bağlantılar ileAşağıdakilerin yedek parçası Dişli bağlantılar ileSıva altı montaj için su giriş ve
dağıtım üniteleriAşağıdakilerin yedek parçası Sıva altı montaj için su giriş ve dağıtım üniteleriCompact bağlantılar ileAşağıdakilerin yedek parçası Compact bağlantılar ileÇek valflerAşağıdakilerin yedek parçası
Çek valflerMapress presli bağlantılar ileAşağıdakilerin yedek parçası Mapress presli bağlantılar ileSıva altı montaj için su sayacı hatlarıAşağıdakilerin yedek parçası Sıva altı montaj için su sayacı hatlarıDişli
bağlantılar ileAşağıdakilerin yedek parçası Dişli bağlantılar ileRadyant ısıtma ve soğutmaSistem borularıAşağıdakilerin yedek parçası Sistem borularıDöşeme malzemesiKenar yalıtım şeritleriBoru zımbalarıBeton
katkılarıBoru dirseği destekleriGüç dağıtım dolaplarıAşağıdakilerin yedek parçası Güç dağıtım dolaplarıMetal güç dağıtım dolaplarıAşağıdakilerin yedek parçası Metal güç dağıtım dolaplarıDağıtıcı
çeşitleriAşağıdakilerin yedek parçası Dağıtıcı çeşitleriYerden ısıtma için manifoldAşağıdakilerin yedek parçası Yerden ısıtma için manifoldKüresel vanalarGeçişlerKontrol elemanlarıAyar tahrikleriOda
termostatlarıAna regülatörBina drenaj sistemleriGeberit Silent-db20BorularBağlantı parçalarıAşağıdakilerin yedek parçası Bağlantı parçalarıDirseklerÇatallarAşağıdakilerin yedek parçası
ÇatallarRedüksiyonlarTemizleme kapaklarıAşağıdakilerin yedek parçası Temizleme kapaklarıSuperTube bağlantı parçalarıDirseklerÖzel bağlantı parçalarıBağlantılarAşağıdakilerin yedek parçası